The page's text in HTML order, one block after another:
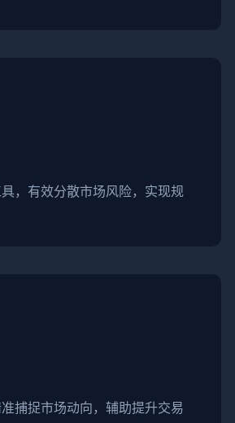
，有效分散市场风险，实现规
捕捉市场动向，辅助提升交易